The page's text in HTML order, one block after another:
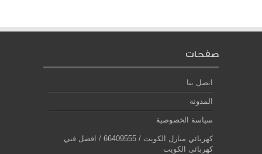
صفحات
اتصل بنا
المدونة
سياسة الخصوصية
كهربائي منازل الكويت / 66409555 / افضل فني
كهربائى الكويت